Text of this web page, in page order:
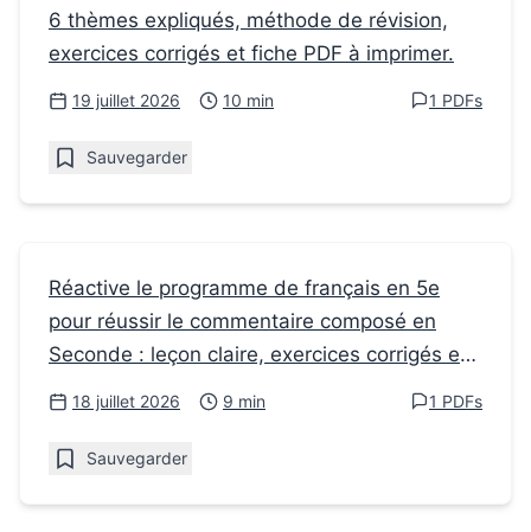
Comment comprendre le programme de
SES en Seconde
6 thèmes expliqués, méthode de révision,
exercices corrigés et fiche PDF à imprimer.
19 juillet 2026 10 min 1 PDFs
Sauvegarder
Fiches de révision
Le programme de Français en 5e prépare
au commentaire en Seconde
Réactive le programme de français en 5e
pour réussir le commentaire composé en
Seconde : leçon claire, exercices corrigés et
PDF à imprimer.
18 juillet 2026 9 min 1 PDFs
Sauvegarder